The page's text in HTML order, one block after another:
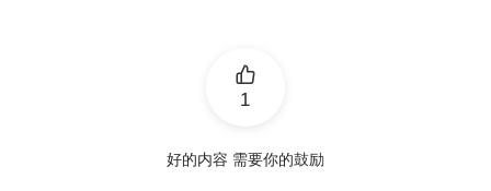
1
好的内容 需要你的鼓励